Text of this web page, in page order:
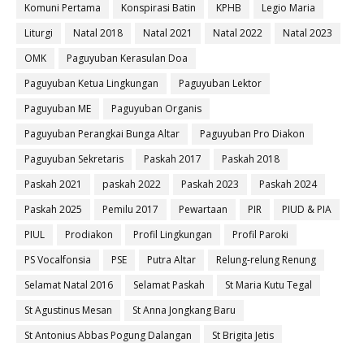
Komuni Pertama
Konspirasi Batin KPHB
Legio Maria
Liturgi
Natal 2018 Natal 2021 Natal 2022
Natal 2023
OMK
Paguyuban Kerasulan Doa
Paguyuban Ketua Lingkungan
Paguyuban Lektor
Paguyuban ME
Paguyuban Organis
Paguyuban Perangkai Bunga Altar
Paguyuban Pro Diakon
Paguyuban Sekretaris
Paskah 2017
Paskah 2018
Paskah 2021
paskah 2022 Paskah 2023
Paskah 2024
Paskah 2025
Pemilu 2017 Pewartaan PIR
PIUD & PIA
PIUL
Prodiakon Profil Lingkungan
Profil Paroki
PS Vocalfonsia
PSE Putra Altar
Relung-relung Renung
Selamat Natal 2016
Selamat Paskah
St Maria Kutu Tegal
St Agustinus Mesan
St Anna Jongkang Baru
St Antonius Abbas Pogung Dalangan
St Brigita Jetis